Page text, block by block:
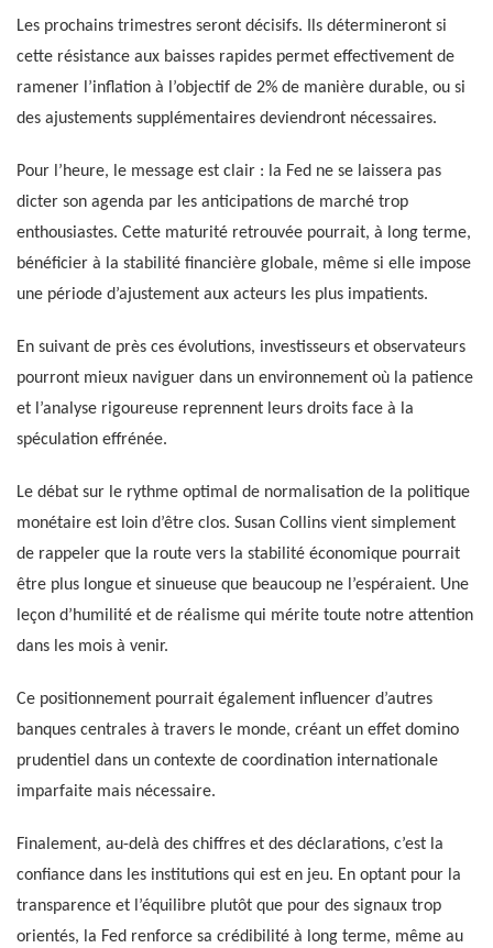
Les prochains trimestres seront décisifs. Ils détermineront si
cette résistance aux baisses rapides permet effectivement de
ramener l’inflation à l’objectif de 2% de manière durable, ou si
des ajustements supplémentaires deviendront nécessaires.
Pour l’heure, le message est clair : la Fed ne se laissera pas
dicter son agenda par les anticipations de marché trop
enthousiastes. Cette maturité retrouvée pourrait, à long terme,
bénéficier à la stabilité financière globale, même si elle impose
une période d’ajustement aux acteurs les plus impatients.
En suivant de près ces évolutions, investisseurs et observateurs
pourront mieux naviguer dans un environnement où la patience
et l’analyse rigoureuse reprennent leurs droits face à la
spéculation effrénée.
Le débat sur le rythme optimal de normalisation de la politique
monétaire est loin d’être clos. Susan Collins vient simplement
de rappeler que la route vers la stabilité économique pourrait
être plus longue et sinueuse que beaucoup ne l’espéraient. Une
leçon d’humilité et de réalisme qui mérite toute notre attention
dans les mois à venir.
Ce positionnement pourrait également influencer d’autres
banques centrales à travers le monde, créant un effet domino
prudentiel dans un contexte de coordination internationale
imparfaite mais nécessaire.
Finalement, au-delà des chiffres et des déclarations, c’est la
confiance dans les institutions qui est en jeu. En optant pour la
transparence et l’équilibre plutôt que pour des signaux trop
orientés, la Fed renforce sa crédibilité à long terme, même au